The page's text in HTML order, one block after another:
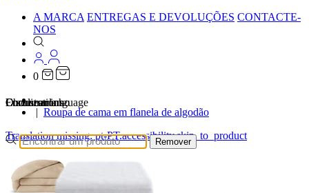
A MARCA ENTREGAS E DEVOLUÇÕES CONTACTE-
NOS
0
Localizations
Choose a language
Encontrar
Remover
O seu carrinho
…
Roupa de cama em flanela de algodão
Translation missing: pt-PT.accessibility.skip_to_product